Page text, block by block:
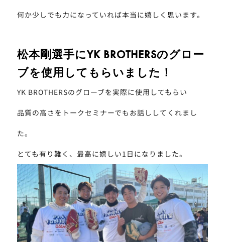
何か少しでも力になっていれば本当に嬉しく思います。
松本剛選手にYK BROTHERSのグロー
ブを使用してもらいました！
YK BROTHERSのグローブを実際に使用してもらい
品質の高さをトークセミナーでもお話ししてくれまし
た。
とても有り難く、最高に嬉しい1日になりました。